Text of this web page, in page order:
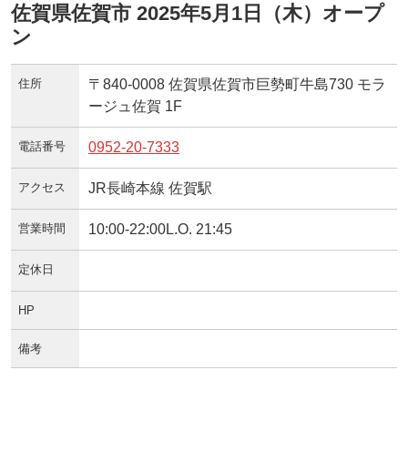
佐賀県佐賀市 2025年5月1日（木）オープ
ン
住所
〒840-0008 佐賀県佐賀市巨勢町牛島730 モラ
ージュ佐賀 1F
電話番号 0952-20-7333
アクセス JR長崎本線 佐賀駅
営業時間 10:00-22:00L.O. 21:45
定休日
HP
備考